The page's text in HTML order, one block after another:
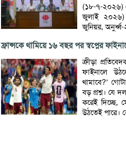
(১৮-৭-২০২৬)
জুলাই ২০২৬)
জুনিয়র,
ফ্রান্সকে থামিয়ে ১৬ বছর পর স্বপ্নের
ক্রীড়া
ফাইনালে
থামাবে?’
বড় প্রশ্ন। যে
করেই দিচ্ছে,
উঠতেই পারে।